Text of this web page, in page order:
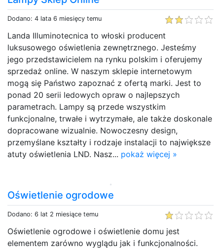
Dodano: 4 lata 6 miesięcy temu
Landa Illuminotecnica to włoski producent
luksusowego oświetlenia zewnętrznego. Jesteśmy
jego przedstawicielem na rynku polskim i oferujemy
sprzedaż online. W naszym sklepie internetowym
mogą się Państwo zapoznać z ofertą marki. Jest to
ponad 20 serii ledowych opraw o najlepszych
parametrach. Lampy są przede wszystkim
funkcjonalne, trwałe i wytrzymałe, ale także doskonale
dopracowane wizualnie. Nowoczesny design,
przemyślane kształty i rodzaje instalacji to największe
atuty oświetlenia LND. Nasz... pokaż więcej »
Oświetlenie ogrodowe
Dodano: 6 lat 2 miesiące temu
Oświetlenie ogrodowe i oświetlenie domu jest
elementem zarówno wyglądu jak i funkcjonalności.